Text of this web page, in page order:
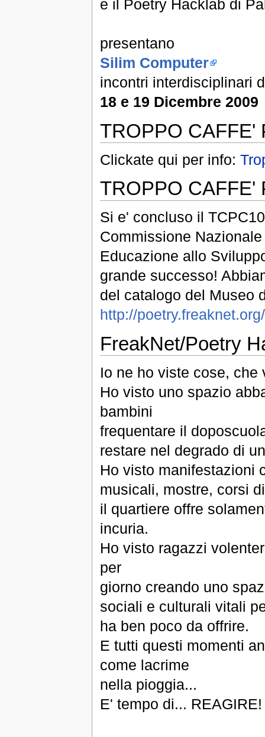
e il Poetry Hacklab di
presentano
Silim Computer
incontri interdisciplinari
18 e 19 Dicembre 2009
TROPPO CAFFE'
Clickate qui per info:
TROPPO CAFFE'
Si e' concluso il
Commissione
Educazione allo
grande successo!
del catalogo del Museo
http://
FreakNet/Poetry
Io ne ho viste cose, che
Ho visto uno spazio
bambini
frequentare il
restare nel degrado di
Ho visto manifestazioni
musicali, mostre, corsi
il quartiere offre
incuria.
Ho visto ragazzi
per
giorno creando uno
sociali e culturali vitali
ha ben poco da offrire.
E tutti questi momenti
come lacrime
nella pioggia...
E' tempo di... REAGIRE!